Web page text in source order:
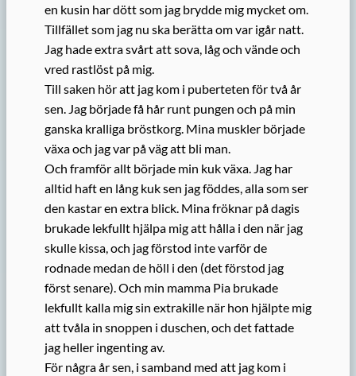
en kusin har dött som jag brydde mig mycket om.
Tillfället som jag nu ska berätta om var igår natt.
Jag hade extra svårt att sova, låg och vände och
vred rastlöst på mig.
Till saken hör att jag kom i puberteten för två år
sen. Jag började få hår runt pungen och på min
ganska kralliga bröstkorg. Mina muskler började
växa och jag var på väg att bli man.
Och framför allt började min kuk växa. Jag har
alltid haft en lång kuk sen jag föddes, alla som ser
den kastar en extra blick. Mina fröknar på dagis
brukade lekfullt hjälpa mig att hålla i den när jag
skulle kissa, och jag förstod inte varför de
rodnade medan de höll i den (det förstod jag
först senare). Och min mamma Pia brukade
lekfullt kalla mig sin extrakille när hon hjälpte mig
att tvåla in snoppen i duschen, och det fattade
jag heller ingenting av.
För några år sen, i samband med att jag kom i